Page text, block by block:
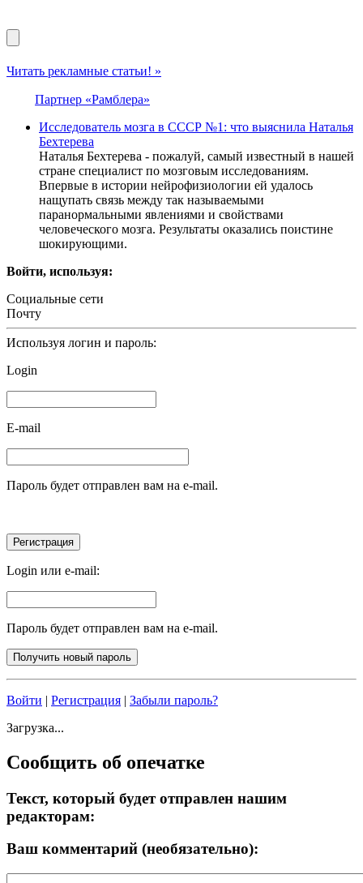
Читать рекламные статьи! »
Партнер «Рамблера»
Исследователь мозга в СССР №1: что выяснила Наталья
Бехтерева
Наталья Бехтерева - пожалуй, самый известный в нашей
стране специалист по мозговым исследованиям.
Впервые в истории нейрофизиологии ей удалось
нащупать связь между так называемыми
паранормальными явлениями и свойствами
человеческого мозга. Результаты оказались поистине
шокирующими.
Войти, используя:
Социальные сети
Почту
Используя логин и пароль:
Login
E-mail
Пароль будет отправлен вам на e-mail.
Login или e-mail:
Пароль будет отправлен вам на e-mail.
Войти | Регистрация | Забыли пароль?
Загрузка...
Сообщить об опечатке
Текст, который будет отправлен нашим
редакторам:
Ваш комментарий (необязательно):